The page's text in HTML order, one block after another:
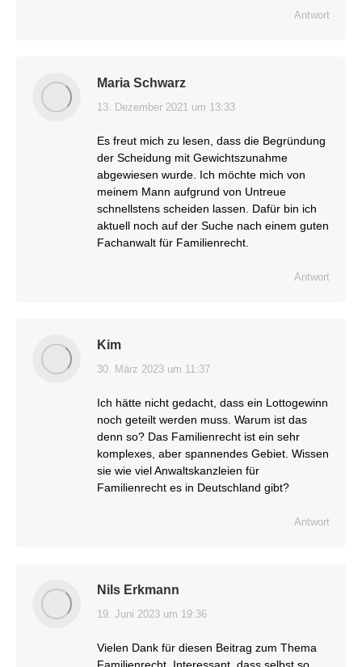
Antwort
Maria Schwarz
sagt:
13. Dezember 2021 um 13:33
Es freut mich zu lesen, dass die Begründung
der Scheidung mit Gewichtszunahme
abgewiesen wurde. Ich möchte mich von
meinem Mann aufgrund von Untreue
schnellstens scheiden lassen. Dafür bin ich
aktuell noch auf der Suche nach einem guten
Fachanwalt für Familienrecht.
Antwort
Kim
sagt:
30. März 2023 um 11:37
Ich hätte nicht gedacht, dass ein Lottogewinn
noch geteilt werden muss. Warum ist das
denn so? Das Familienrecht ist ein sehr
komplexes, aber spannendes Gebiet. Wissen
sie wie viel Anwaltskanzleien für
Familienrecht es in Deutschland gibt?
Antwort
Nils Erkmann
sagt:
19. Juni 2023 um 19:36
Vielen Dank für diesen Beitrag zum Thema